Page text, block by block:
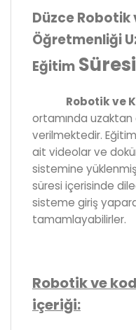
Düzce
Öğretmenliği
Eğitim
Robotik ve
ortamında
verilmektedir.
ait videolar ve
sistemine
süresi içerisinde
sisteme giriş
tamamlayabilirler.
Robotik ve
içeriği: